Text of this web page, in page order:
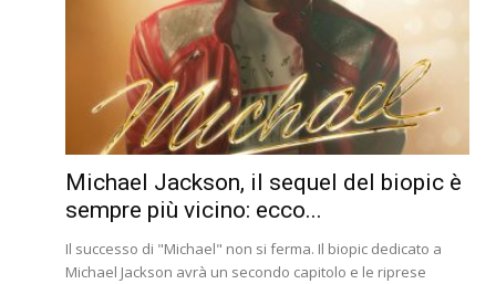
Michael Jackson, il sequel del biopic è
sempre più vicino: ecco...
Il successo di "Michael" non si ferma. Il biopic dedicato a
Michael Jackson avrà un secondo capitolo e le riprese